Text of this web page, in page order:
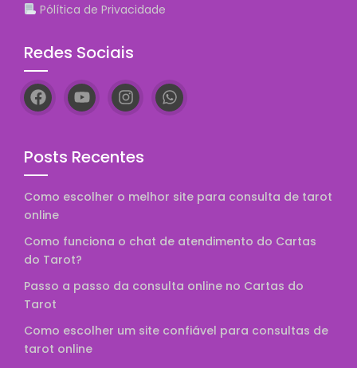
Pólítica de Privacidade
Redes Sociais
Posts Recentes
Como escolher o melhor site para consulta de tarot
online
Como funciona o chat de atendimento do Cartas
do Tarot?
Passo a passo da consulta online no Cartas do
Tarot
Como escolher um site confiável para consultas de
tarot online